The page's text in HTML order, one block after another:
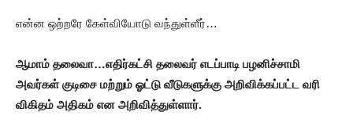
என்ன ஒற்றரே கேள்வியோடு வந்துள்ளீர்…
ஆமாம் தலைவா…எதிர்கட்சி தலைவர் எடப்பாடி பழனிச்சாமி
அவர்கள் குடிசை மற்றும் ஓட்டு வீடுகளுக்கு அறிவிக்கப்பட்ட வரி
விகிதம் அதிகம் என அறிவித்துள்ளார்.